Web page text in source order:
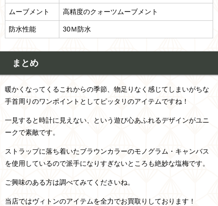
ムーブメント 高精度のクォーツムーブメント
防水性能 30Ｍ防水
まとめ
暖かくなってくるこれからの季節、物足りなく感じてしまいがちな
手首周りのワンポイントとしてピッタリのアイテムですね！
一見すると時計に見えない、という遊び心あふれるデザインがユニ
ークで素敵です。
ストラップに落ち着いたブラウンカラーのモノグラム・キャンバス
を使用しているので派手になりすぎないところも絶妙な塩梅です。
ご興味のある方は調べてみてくださいね。
当店ではヴィトンのアイテムを全力でお買取りしております！